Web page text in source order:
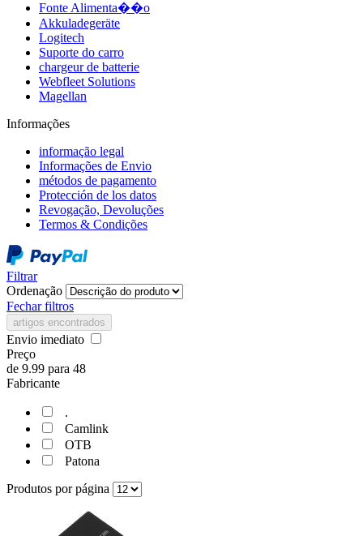
Fonte Alimenta��o
Akkuladegeräte
Logitech
Suporte do carro
chargeur de batterie
Webfleet Solutions
Magellan
Informações
informação legal
Informações de Envio
métodos de pagamento
Protección de los datos
Revogação, Devoluções
Termos & Condições
Filtrar
Ordenação
Fechar filtros
artigos encontrados
Envio imediato
Preço
de 9.99 para 48
Fabricante
.
Camlink
OTB
Patona
Produtos por página